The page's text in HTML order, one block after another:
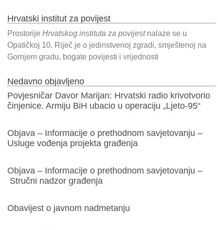
Hrvatski institut za povijest
Prostorije Hrvatskog instituta za povijestnalaze se u
Opatičkoj 10. Riječ je o jedinstvenoj zgradi, smještenoj na
Gornjem gradu, bogate povijesti i vrijednosti
Nedavno objavljeno
Povjesničar Davor Marijan: Hrvatski radio krivotvorio
činjenice. Armiju BiH ubacio u operaciju „Ljeto-95“
Objava – Informacije o prethodnom savjetovanju –
Usluge vođenja projekta građenja
Objava – Informacije o prethodnom savjetovanju –
Stručni nadzor građenja
Obavijest o javnom nadmetanju